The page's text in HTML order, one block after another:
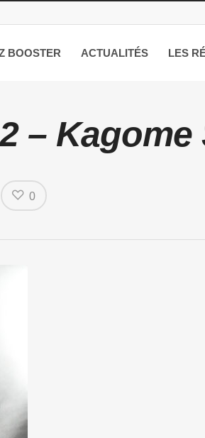
BOOSTER ACTUALITÉS LES
– Kagome
0